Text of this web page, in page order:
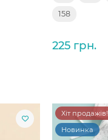
158
225 грн.
Хіт продажів!
Новинка